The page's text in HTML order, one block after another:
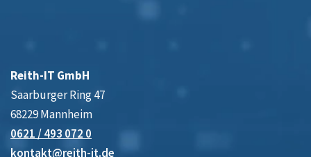
Reith-IT GmbH
Saarburger Ring 47
68229 Mannheim
0621 / 493 072 0
kontakt@reith-it.de